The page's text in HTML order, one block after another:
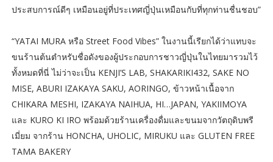
ประสบการณ์ดีๆ เหมือนอยู่ที่ประเทศญี่ปุ่นเหมือนกับที่ทุกท่านชื่นชอบ”
“YATAI MURA หรือ Street Food Vibes” ในงานนี้เรียกได้ว่าแทบจะ
ขนร้านต้นตำหรับชื่อดังของผู้ประกอบการชาวญี่ปุ่นในไทยมารวมไว้
ทั้งหมดที่นี่ ไม่ว่าจะเป็น KENJI’S LAB, SHAKARIKI432, SAKE NO
MISE, ABURI IZAKAYA SAKU, AORINGO, ข้าวหน้าเนื้อจาก
CHIKARA MESHI, IZAKAYA NAIHUA, HI…JAPAN, YAKIIMOYA
และ KURO KI IRO พร้อมด้วยร้านเครื่องดื่มและขนมจากวัตถุดิบพรี
เมี่ยม จากร้าน HONCHA, UHOLIC, MIRUKU และ GLUTEN FREE
TAMA BAKERY